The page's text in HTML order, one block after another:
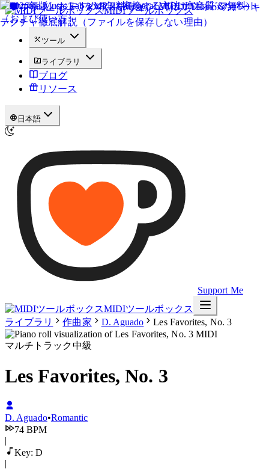
MIDIツールボックス
ツール
ライブラリ
ブログ
リソース
日本語
Support Me
MIDIツールボックス
ライブラリ
作曲家 D. Aguado Les Favorites, No. 3
マルチトラック中級
Les Favorites, No. 3
D. Aguado•Romantic
74 BPM
|
Key:D
|